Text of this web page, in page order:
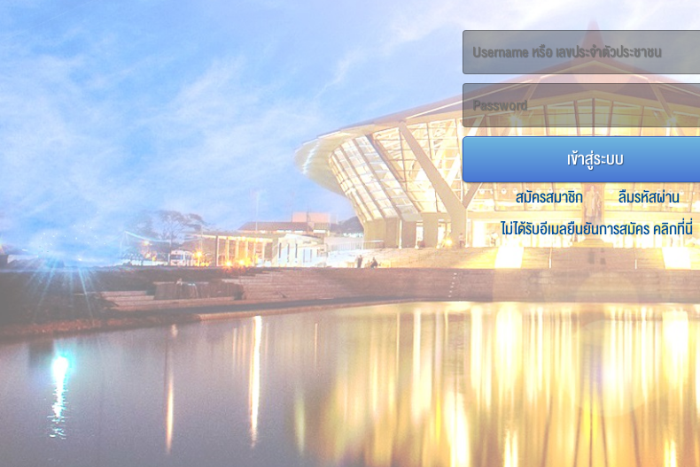
เข้าสู่ระบบ
สมัครสมาชิก
ลืมรหัสผ่าน
ไม่ได้รับอีเมลยืนยันการสมัคร คลิกที่นี่